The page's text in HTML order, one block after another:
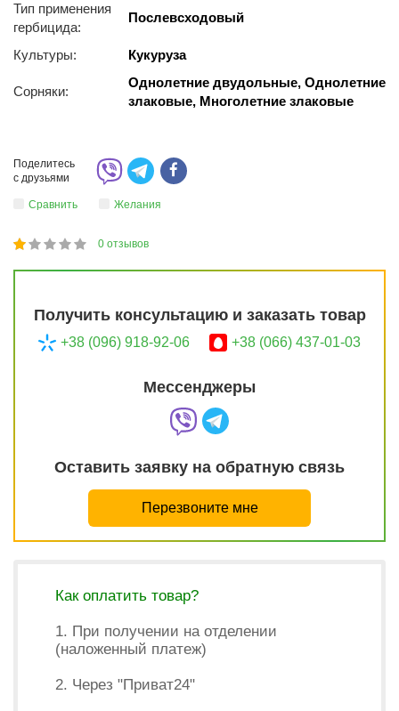
Тип применения
гербицида:
Послевсходовый
Культуры: Кукуруза
Сорняки:
Однолетние двудольные, Однолетние
злаковые, Многолетние злаковые
Поделитесь
с друзьями
Сравнить Желания
20
1
2
3
4
5 0 отзывов
Получить консультацию и заказать товар
+38 (096) 918-92-06 +38 (066) 437-01-03
Мессенджеры
Оставить заявку на обратную связь
Перезвоните мне
Как оплатить товар?
1. При получении на отделении
(наложенный платеж)
2. Через "Приват24"